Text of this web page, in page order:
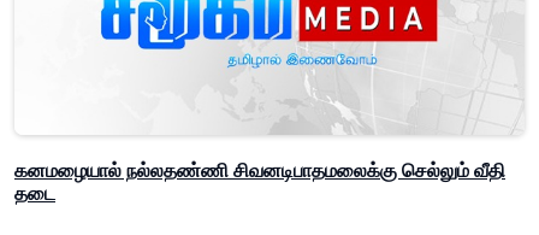
கனமழையால் நல்லதண்ணி சிவனடிபாதமலைக்கு செல்லும் வீதி
தடை